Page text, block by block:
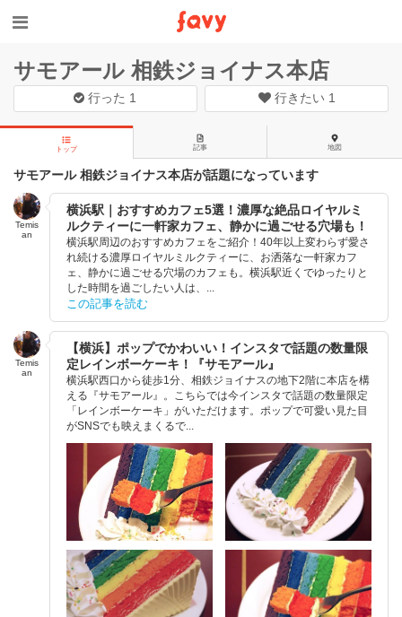
サモアール 相鉄ジョイナス本店
行った 1 行きたい 1
トップ 記事 地図
サモアール 相鉄ジョイナス本店が話題になっています
Temis
an
横浜駅｜おすすめカフェ5選！濃厚な絶品ロイヤルミ
ルクティーに一軒家カフェ、静かに過ごせる穴場も！
横浜駅周辺のおすすめカフェをご紹介！40年以上変わらず愛さ
れ続ける濃厚ロイヤルミルクティーに、お洒落な一軒家カフ
ェ、静かに過ごせる穴場のカフェも。横浜駅近くでゆったりと
した時間を過ごしたい人は、...
この記事を読む
Temis
an
【横浜】ポップでかわいい！インスタで話題の数量限
定レインボーケーキ！『サモアール』
横浜駅西口から徒歩1分、相鉄ジョイナスの地下2階に本店を構
える『サモアール』。こちらでは今インスタで話題の数量限定
「レインボーケーキ」がいただけます。ポップで可愛い見た目
がSNSでも映えまくるで...